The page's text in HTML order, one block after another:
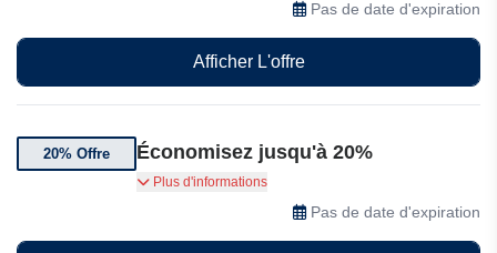
Pas de date d'expiration
Afficher L'offre
20% Offre Économisez jusqu'à 20%
Bénéficiez jusqu'à 20% de réduction sur 1
préparation à l'examen
Plus d'informations
Pas de date d'expiration